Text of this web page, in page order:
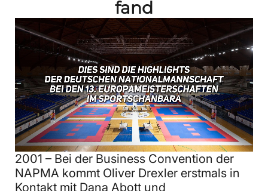
fand
2001 – Bei der Business Convention der
NAPMA kommt Oliver Drexler erstmals in
Kontakt mit Dana Abott und